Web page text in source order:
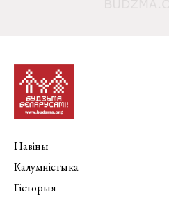
Навіны
Калумністыка
Гісторыя